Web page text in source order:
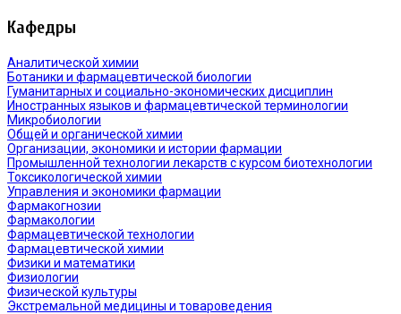
Кафедры
Аналитической химии
Ботаники и фармацевтической биологии
Гуманитарных и социально-экономических дисциплин
Иностранных языков и фармацевтической терминологии
Микробиологии
Общей и органической химии
Организации, экономики и истории фармации
Промышленной технологии лекарств с курсом биотехнологии
Токсикологической химии
Управления и экономики фармации
Фармакогнозии
Фармакологии
Фармацевтической технологии
Фармацевтической химии
Физики и математики
Физиологии
Физической культуры
Экстремальной медицины и товароведения